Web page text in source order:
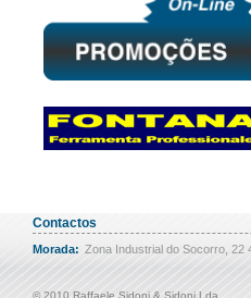
Contactos
Morada: Zona Industrial do Socorro, 22
© 2010 Raffaele Sidoni & Sidoni Lda